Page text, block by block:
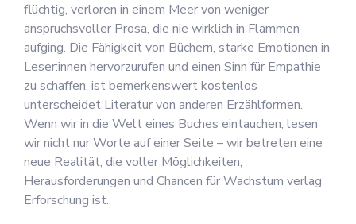
flüchtig, verloren in einem Meer von weniger
anspruchsvoller Prosa, die nie wirklich in Flammen
aufging. Die Fähigkeit von Büchern, starke Emotionen in
Leser:innen hervorzurufen und einen Sinn für Empathie
zu schaffen, ist bemerkenswert kostenlos
unterscheidet Literatur von anderen Erzählformen.
Wenn wir in die Welt eines Buches eintauchen, lesen
wir nicht nur Worte auf einer Seite – wir betreten eine
neue Realität, die voller Möglichkeiten,
Herausforderungen und Chancen für Wachstum verlag
Erforschung ist.